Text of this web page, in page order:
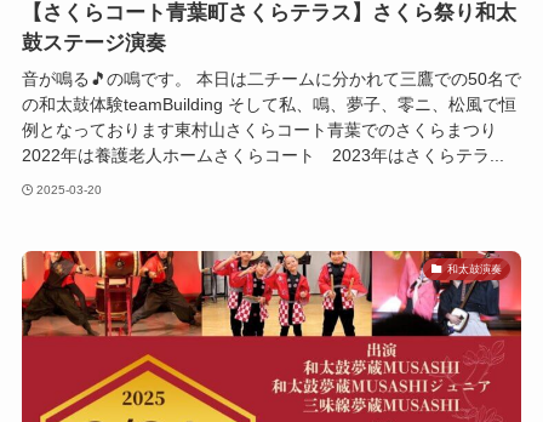
【さくらコート青葉町さくらテラス】さくら祭り和太
鼓ステージ演奏
音が鳴る🎵の鳴です。 本日は二チームに分かれて三鷹での50名で
の和太鼓体験teamBuilding そして私、鳴、夢子、零ニ、松風で恒
例となっております東村山さくらコート青葉でのさくらまつり
2022年は養護老人ホームさくらコート 2023年はさくらテラ...
2025-03-20
和太鼓演奏